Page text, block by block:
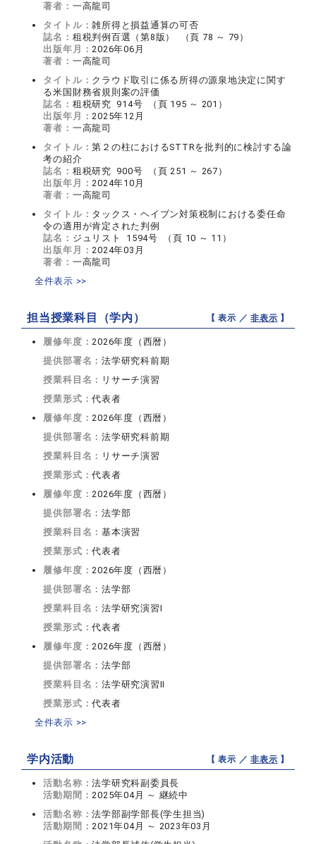
著者： 一高龍司
タイトル：雑所得と損益通算の可否
誌名： 租税判例百選（第8版） （頁 78 ～ 79）
出版年月：2026年06月
著者： 一高龍司
タイトル： クラウド取引に係る所得の源泉地決定に関す
る米国財務省規則案の評価
誌名： 租税研究 914号 （頁 195 ～ 201）
出版年月：2025年12月
著者： 一高龍司
タイトル：第２の柱におけるSTTRを批判的に検討する論
考の紹介
誌名： 租税研究 900号 （頁 251 ～ 267）
出版年月：2024年10月
著者： 一高龍司
タイトル： タックス・ヘイブン対策税制における委任命
令の適用が肯定された判例
誌名： ジュリスト 1594号 （頁 10 ～ 11）
出版年月：2024年03月
著者： 一高龍司
全件表示 >>
担当授業科目（学内） 【 表示 ／非表示 】
履修年度：2026年度（西暦）
提供部署名：法学研究科前期
授業科目名： リサーチ演習
授業形式：代表者
履修年度：2026年度（西暦）
提供部署名：法学研究科前期
授業科目名： リサーチ演習
授業形式：代表者
履修年度：2026年度（西暦）
提供部署名：法学部
授業科目名：基本演習
授業形式：代表者
履修年度：2026年度（西暦）
提供部署名：法学部
授業科目名：法学研究演習I
授業形式：代表者
履修年度：2026年度（西暦）
提供部署名：法学部
授業科目名：法学研究演習II
授業形式：代表者
全件表示 >>
学内活動 【 表示 ／非表示 】
活動名称：法学研究科副委員長
活動期間：2025年04月 ～ 継続中
活動名称：法学部副学部長(学生担当)
活動期間：2021年04月 ～ 2023年03月